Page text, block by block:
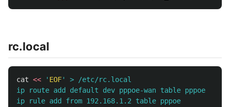
rc.local
cat << ' EOF' > /etc/rc.local
ip route add default dev pppoe-wan table pppoe
ip rule add from 192.168.1.2 table pppoe